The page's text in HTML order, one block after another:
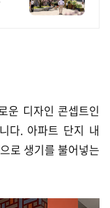
운 디자인 콘셉트인
다. 아파트 단지 내
로 생기를 불어넣는